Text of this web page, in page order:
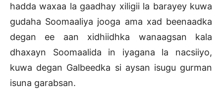
hadda waxaa la gaadhay xiligii la barayey kuwa
gudaha Soomaaliya jooga ama xad beenaadka
degan ee aan xidhiidhka wanaagsan kala
dhaxayn Soomaalida in iyagana la nacsiiyo,
kuwa degan Galbeedka si aysan isugu gurman
isuna garabsan.